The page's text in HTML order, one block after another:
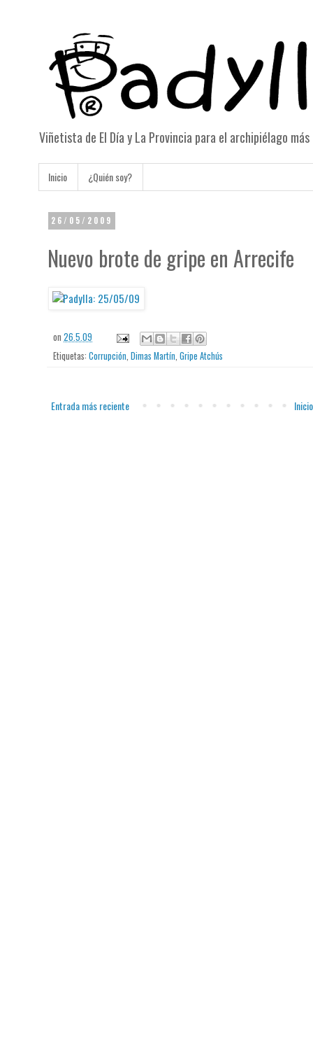
Viñetista de El Día y La Provincia para el archipiélago
Inicio ¿Quién soy?
26/05/2009
Nuevo brote de gripe en Arrecife
on26.5.09
Etiquetas:Corrupción,Dimas Martín,Gripe Atchús
Entrada más reciente Inicio